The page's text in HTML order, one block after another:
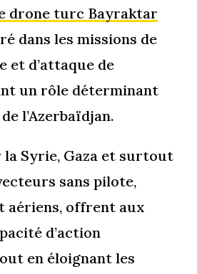
drone turc Bayraktar
dans les missions de
et d’attaque de
un rôle déterminant
l’Azerbaïdjan.
la Syrie, Gaza et surtout
sans pilote,
aériens, offrent aux
d’action
en éloignant les